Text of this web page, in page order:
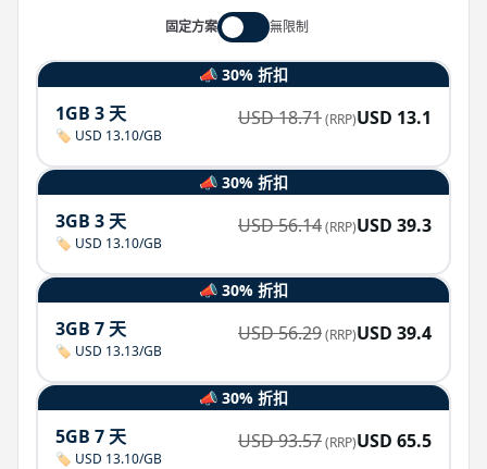
固定方案 無限制
📣 30% 折扣
1GB 3 天
🏷️ USD 13.10/GB
USD18.71(RRP)USD 13.1
📣 30% 折扣
3GB 3 天
🏷️ USD 13.10/GB
USD56.14(RRP)USD 39.3
📣 30% 折扣
3GB 7 天
🏷️ USD 13.13/GB
USD56.29(RRP)USD 39.4
📣 30% 折扣
5GB 7 天
🏷️ USD 13.10/GB
USD93.57(RRP)USD 65.5